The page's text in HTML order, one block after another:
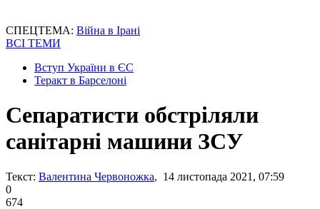
СПЕЦТЕМА: Війна в Ірані
ВСІ ТЕМИ
Вступ України в ЄС
Теракт в Барселоні
Сепаратисти обстріляли
санітарні машини ЗСУ
Текст: Валентина Червоножка, 14 листопада 2021, 07:59
0
674